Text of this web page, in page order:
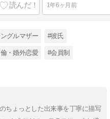
1年6ヶ月前
グルマザー #彼氏
・婚外恋愛 #会員制
ちょっとした出来事を丁寧に描写